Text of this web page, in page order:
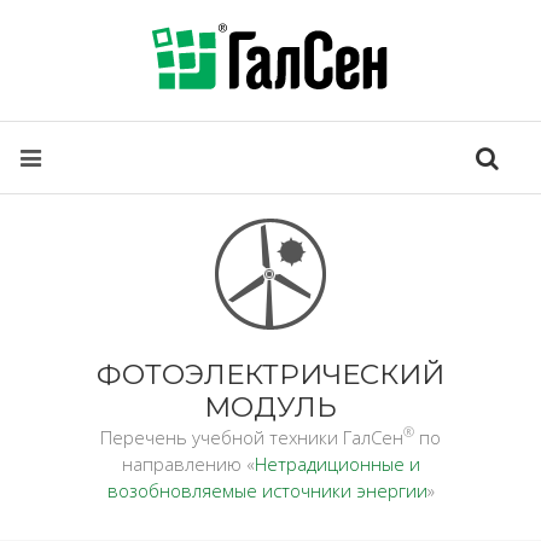
ФОТОЭЛЕКТРИЧЕСКИЙ
МОДУЛЬ
Перечень учебной техники ГалСен® по
направлению «Нетрадиционные и
возобновляемые источники энергии»